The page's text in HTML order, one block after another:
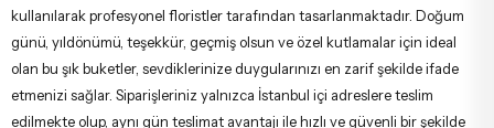
kullanılarak profesyonel floristler tarafından tasarlanmaktadır. Doğum
günü, yıldönümü, teşekkür, geçmiş olsun ve özel kutlamalar için ideal
olan bu şık buketler, sevdiklerinize duygularınızı en zarif şekilde ifade
etmenizi sağlar. Siparişleriniz yalnızca İstanbul içi adreslere teslim
edilmekte olup, aynı gün teslimat avantajı ile hızlı ve güvenli bir şekilde